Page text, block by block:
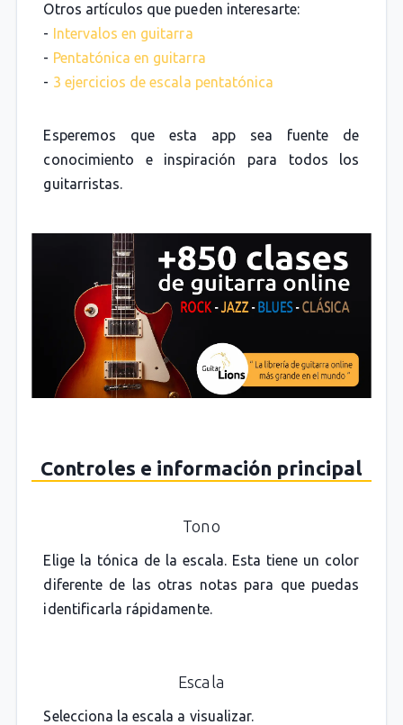
Otros artículos que pueden interesarte:
- Intervalos en guitarra
- Pentatónica en guitarra
- 3 ejercicios de escala pentatónica
Esperemos que esta app sea fuente de
conocimiento e inspiración para todos los
guitarristas.
Controles e información principal
Tono
Elige la tónica de la escala. Esta tiene un color
diferente de las otras notas para que puedas
identificarla rápidamente.
Escala
Selecciona la escala a visualizar.